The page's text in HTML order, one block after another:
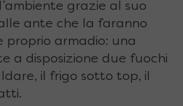
grazie al suo
ante che la faranno
proprio armadio: una
a disposizione due fuochi
il frigo sotto top, il